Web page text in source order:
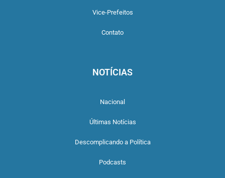
Vice-Prefeitos
Contato
NOTÍCIAS
Nacional
Últimas Notícias
Descomplicando a Política
Podcasts